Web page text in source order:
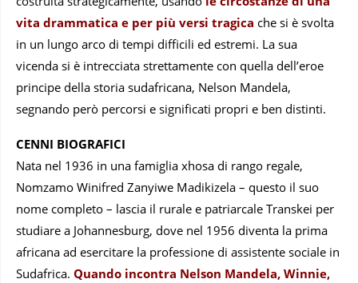
vita drammatica e per più versi tragica che si è svolta
in un lungo arco di tempi difficili ed estremi. La sua
vicenda si è intrecciata strettamente con quella dell’eroe
principe della storia sudafricana, Nelson Mandela,
segnando però percorsi e significati propri e ben distinti.
CENNI BIOGRAFICI
Nata nel 1936 in una famiglia xhosa di rango regale,
Nomzamo Winifred Zanyiwe Madikizela – questo il suo
nome completo – lascia il rurale e patriarcale Transkei per
studiare a Johannesburg, dove nel 1956 diventa la prima
africana ad esercitare la professione di assistente sociale in
Sudafrica. Quando incontra Nelson Mandela, Winnie,